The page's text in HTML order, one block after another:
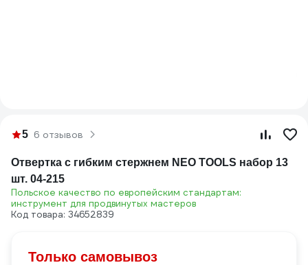
5 6 отзывов
Отвертка с гибким стержнем NEO TOOLS набор 13
шт. 04-215
Польское качество по европейским стандартам:
инструмент для продвинутых мастеров
Код товара: 34652839
Только самовывоз